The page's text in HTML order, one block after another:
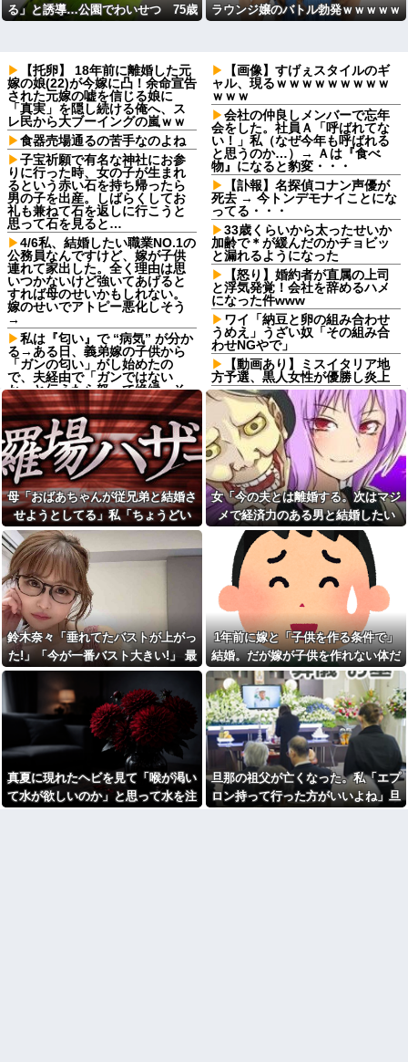
る」と誘導…公園でわいせつ 75歳
ラウンジ嬢のバトル勃発ｗｗｗｗｗ
【托卵】 18年前に離婚した元
嫁の娘(22)が今嫁に凸！余命宣告
された元嫁の嘘を信じる娘に
「真実」を隠し続ける俺へ、ス
レ民から大ブーイングの嵐ｗｗ
食器売場通るの苦手なのよね
子宝祈願で有名な神社にお参
りに行った時、女の子が生まれ
るという赤い石を持ち帰ったら
男の子を出産。しばらくしてお
礼も兼ねて石を返しに行こうと
思って石を見ると…
4/6私、結婚したい職業NO.1の
公務員なんですけど、嫁が子供
連れて家出した。全く理由は思
いつかないけど強いてあげると
すれば母のせいかもしれない。
嫁のせいでアトピー悪化しそう
→
私は『匂い』で “病気” が分か
る→ある日、義弟嫁の子供から
「ガンの匂い」がし始めたの
で、夫経由で「ガンではない
か」と伝えたら怒って絶縁、そ
の結果・・・
出張から帰ったら、嫁の顔が
青ざめていた。俺「一体何があ
ったんだ？」嫁「…」→子供た
ちに話を聞くと…
アルバイトの教育で悩んで
る。その人はマニュアルを暗記
して機械のように繰り返すロボ
ットタイプ
トメ「里帰りは？実家は？う
ちに来る？」私「全部気遣って
くれてるのは分かるけど…」→
善意だからこそ断れなくて…
野球部の中学生男子です。他
人の物を壊したくないのに壊し
てしまいます
SCでとうとうセコケチに遭遇
した。荷物持って「家まで送っ
てくれない」って言ってきて...
【後編】結婚直後に祖父が亡
くなり落ち込んでたら嫁に「い
つまでくよくよしてるの？」と
言われた。お義父さんやお義母
さんの負担もなくなったし良か
ったと...
賃貸物件を内覧中、ベランダ
に出たら突然ゾワッと両腕に鳥
肌が出た。「やっぱりこの部屋
嫌だ」と思った瞬間、体が前に
【画像】すげぇスタイルのギ
ャル、現るｗｗｗｗｗｗｗｗｗ
ｗｗｗ
会社の仲良しメンバーで忘年
会をした。社員Ａ「呼ばれてな
い！」私（なぜ今年も呼ばれる
と思うのか…）→ Ａは『食べ
物』になると豹変・・・
【訃報】名探偵コナン声優が
死去 → 今トンデモナイことにな
ってる・・・
33歳くらいから太ったせいか
加齢で＊が緩んだのかチョビッ
と漏れるようになった
【怒り】婚約者が直属の上司
と浮気発覚！会社を辞めるハメ
になった件www
ワイ「納豆と卵の組み合わせ
うめえ」うざい奴「その組み合
わせNGやで」
【動画あり】ミスイタリア地
方予選、黒人女性が優勝し炎上
楽天イーグルス、日ハム打線
に5死球
軽度のアレルギーを「わがま
ま」と決めつけ嫌味を言ってき
た友人、その子どもが重度のア
レルギー持ちだと判明した途
端、過去の嫌がらせを「えーそ
うだったっけ？」と白々しくス
ルー
イベント派遣で陰湿にいじら
れていた地味な男性スタッフ。
ある日、高さ3mの階段から落ち
かけた子どもをパルクールで爆
走＆ダイブし間一髪で救出！職
場の手のひら返しと評価爆上げ
が凄まじかったｗｗ
相手がどんなパイプ持ってい
るかも知れないのに…
宮崎駿「心の穴を埋めるため
に、交配を重ねた毛虫みたいな
小さな犬を連れてる人、本当に
醜い」←これどう思う？
「自転車のルール厳罰化！」
← 正直なんの意味もなかった件
ｗｗｗｗｗｗｗｗ他
【呆然】友人が褒められると
キレる国立大卒生活保護受給者
友人。ちょっとBを褒めたらキレ
散らかしてBの職場に電話したら
しく…
母「おばあちゃんが従兄弟と結婚さ
せようとしてる」私「ちょうどい
い、その話利用するわ」→3日後に
まさかの展開…
女「今の夫とは離婚する。次はマジ
メで経済力のある男と結婚したい
な」私「幸せになってね！」→産科
の授乳室で出会った女性のその後
鈴木奈々「垂れてたバストが上がっ
た!」「今が一番バスト大きい!」 最
新の身長・体重も報告
1年前に嫁と「子供を作る条件で」
結婚。だが嫁が子供を作れない体だ
と知ったので離婚へ。
真夏に現れたヘビを見て「喉が渇い
て水が欲しいのか」と思って水を注
旦那の祖父が亡くなった。私「エプ
ロン持って行った方がいいよね」旦